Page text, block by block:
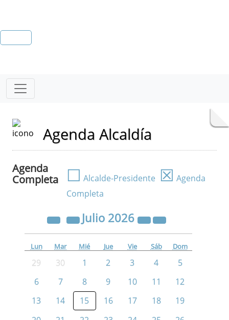
Agenda Alcaldía
Agenda
Completa
☐ Alcalde-Presidente ☒ Agenda
Completa
Julio 2026
Lun Mar Mié Jue Vie Sáb Dom
29 30 1 2 3 4
5
6
7 8 9 10 11
12
13
14 15 16 17 18
19